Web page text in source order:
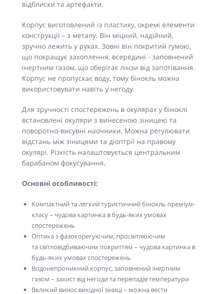
відблиски та артефакти.
Корпус виготовлений із пластику, окремі елементи
конструкції – з металу. Він міцний, надійний,
зручно лежить у руках. Зовні він покритий гумою,
що покращує захоплення, всередині - заповнений
інертним газом, що оберігає лінзи від запотівання.
Корпус не пропускає воду, тому бінокль можна
використовувати навіть у негоду.
Для зручності спостережень в окулярах у біноклі
встановлені окуляри з винесеною зіницею та
поворотно-висувні наочники. Можна регулювати
відстань між зіницями та діоптрії на правому
окулярі. Різкість налаштовується центральним
барабаном фокусування.
Основні особливості:
Компактний та легкий туристичний бінокль преміум-
класу – чудова картинка в будь-яких умовах
спостережень
Оптика з фазокорегуючим, просвітлюючим
та світловідбиваючим покриттям – чудова картинка в
будь-яких умовах спостережень
Водонепроникний корпус, заповнений інертним
газом – захист від негоди та перепадів температури
Великий винос вихідної зіниці – можна вести